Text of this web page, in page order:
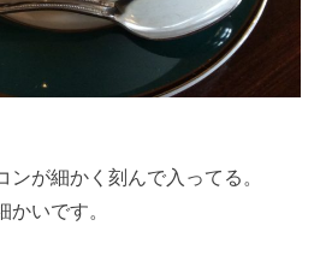
が細かく刻んで入ってる。
いです。